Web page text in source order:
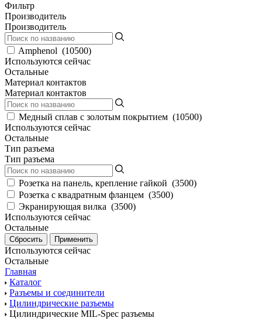
Фильтр
Производитель
Производитель
Amphenol (10500)
Используются сейчас
Остальные
Материал контактов
Материал контактов
Медный сплав с золотым покрытием (10500)
Используются сейчас
Остальные
Тип разъема
Тип разъема
Розетка на панель, крепление гайкой (3500)
Розетка с квадратным фланцем (3500)
Экранирующая вилка (3500)
Используются сейчас
Остальные
Используются сейчас
Остальные
Главная
Каталог
Разъемы и соединители
Цилиндрические разъемы
Цилиндрические MIL-Spec разъемы